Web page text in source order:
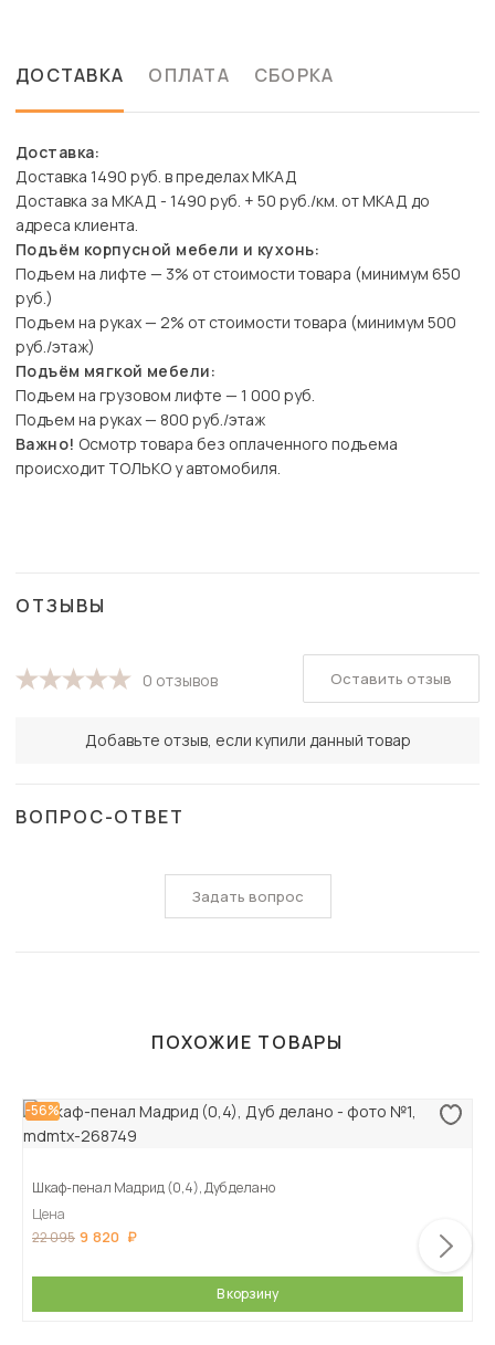
ДОСТАВКА ОПЛАТА СБОРКА
Доставка:
Доставка 1490 руб. в пределах МКАД
Доставка за МКАД - 1490 руб. + 50 руб./км. от МКАД до
адреса клиента.
Подъём корпусной мебели и кухонь:
Подъем на лифте — 3% от стоимости товара (минимум 650
руб.)
Подъем на руках — 2% от стоимости товара (минимум 500
руб./этаж)
Подъём мягкой мебели:
Подъем на грузовом лифте — 1 000 руб.
Подъем на руках — 800 руб./этаж
Важно! Осмотр товара без оплаченного подъема
происходит ТОЛЬКО у автомобиля.
ОТЗЫВЫ
0 отзывов
Добавьте отзыв, если купили данный товар
Оставить отзыв
ВОПРОС-ОТВЕТ
Задать вопрос
ПОХОЖИЕ ТОВАРЫ
-56%
Шкаф-пенал Мадрид (0,4), Дуб делано
Цена
22 095 9 820
В корзину